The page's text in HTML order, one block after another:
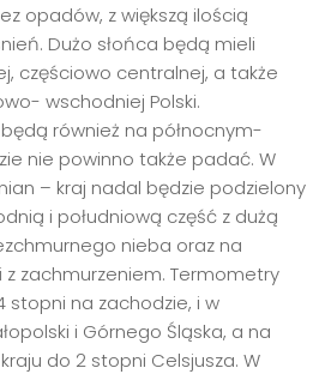
opadów, z większą ilością
Dużo słońca będą mieli
częściowo centralnej, a także
wschodniej Polski.
również na północnym-
nie powinno także padać. W
– kraj nadal będzie podzielony
i południową część z dużą
nieba oraz na
z zachmurzeniem. Termometry
na zachodzie, i w
i Górnego Śląska, a na
do 2 stopni Celsjusza. W